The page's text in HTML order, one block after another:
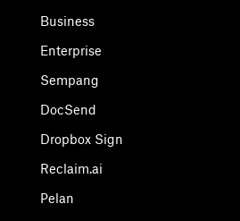
Business
Enterprise
Sempang
DocSend
Dropbox Sign
Reclaim.ai
Pelan